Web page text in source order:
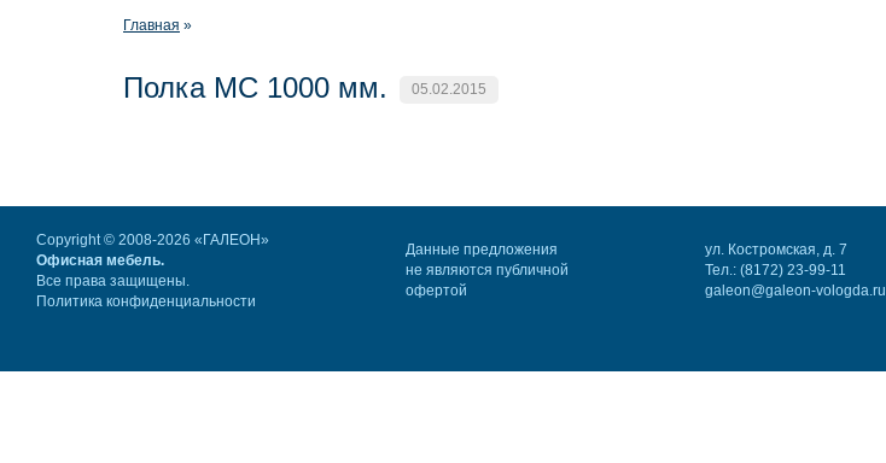
Главная
Полка МС 1000 мм. 05.02.2015
Copyright © 2008-2026 «ГАЛЕОН»
Офисная мебель.
Все права защищены.
Политика конфиденциальности
Данные предложения
не являются публичной
офертой
ул. Костромская, д. 7
Тел.: (8172) 23-99-11
galeon@galeon-vologda.ru